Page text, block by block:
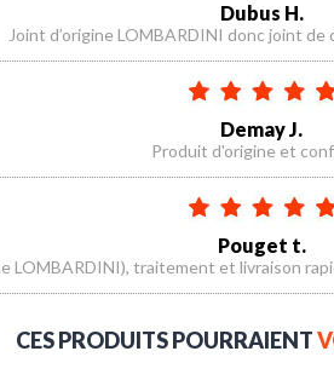
Dubus H.
Joint d’origine LOMBARDINI donc joint
Demay J.
Produit d'origine et
Pouget t.
LOMBARDINI), traitement et livraison
CES PRODUITS POURRAIENT